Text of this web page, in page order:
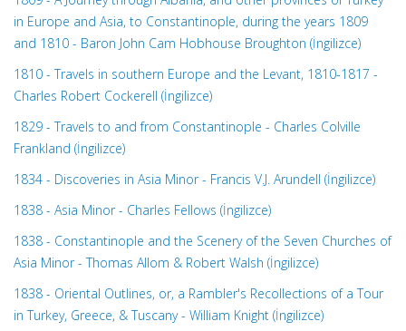
in Europe and Asia, to Constantinople, during the years 1809
and 1810 - Baron John Cam Hobhouse Broughton (İngilizce)
1810 - Travels in southern Europe and the Levant, 1810-1817 -
Charles Robert Cockerell (İngilizce)
1829 - Travels to and from Constantinople - Charles Colville
Frankland (İngilizce)
1834 - Discoveries in Asia Minor - Francis V.J. Arundell (İngilizce)
1838 - Asia Minor - Charles Fellows (İngilizce)
1838 - Constantinople and the Scenery of the Seven Churches of
Asia Minor - Thomas Allom & Robert Walsh (İngilizce)
1838 - Oriental Outlines, or, a Rambler's Recollections of a Tour
in Turkey, Greece, & Tuscany - William Knight (İngilizce)